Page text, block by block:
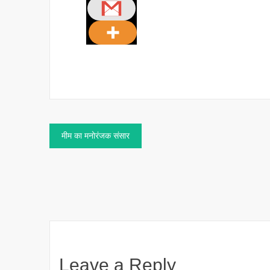
Post
मीम का मनोरंजक संसार
Leave a Reply